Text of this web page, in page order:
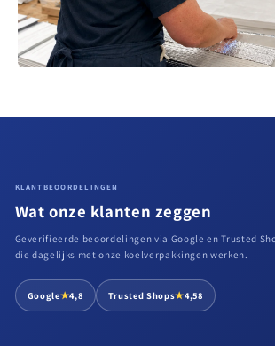
KLANTBEOORDELINGEN
Wat onze klanten zeggen
Geverifieerde beoordelingen via Google en Trusted
die dagelijks met onze koelverpakkingen werken.
Google★4,8 Trusted Shops★4,58